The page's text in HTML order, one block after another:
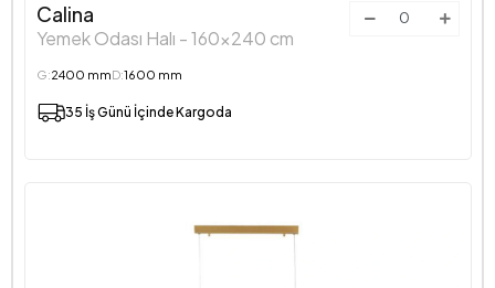
Calina
Yemek Odası Halı - 160x240 cm
G:2400 mmD:1600 mm
35 İş Günü İçinde Kargoda